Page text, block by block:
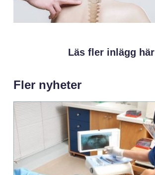
Läs fler inlägg här
Fler nyheter